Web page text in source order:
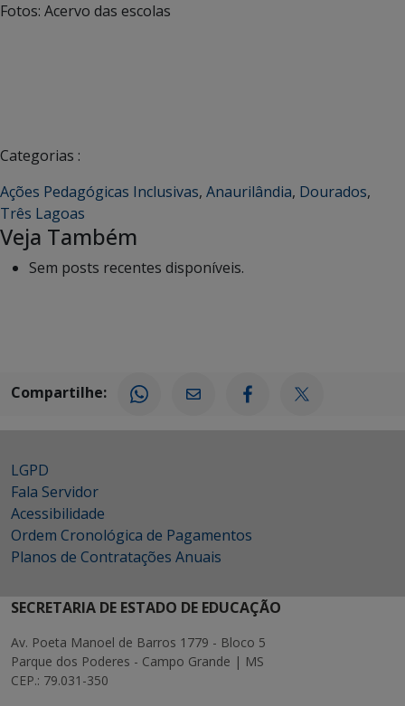
Fotos: Acervo das escolas
Categorias :
Ações Pedagógicas Inclusivas, Anaurilândia, Dourados,
Três Lagoas
Veja Também
Sem posts recentes disponíveis.
Compartilhe:
LGPD
Fala Servidor
Acessibilidade
Ordem Cronológica de Pagamentos
Planos de Contratações Anuais
SECRETARIA DE ESTADO DE EDUCAÇÃO
Av. Poeta Manoel de Barros 1779 - Bloco 5
Parque dos Poderes - Campo Grande | MS
CEP.: 79.031-350